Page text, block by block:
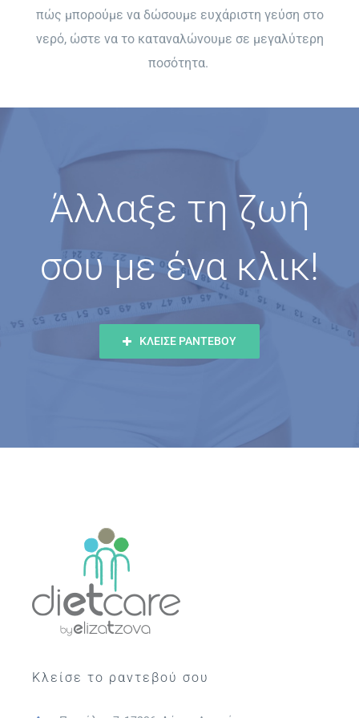
πώς μπορούμε να δώσουμε ευχάριστη γεύση στο
νερό, ώστε να το καταναλώνουμε σε μεγαλύτερη
ποσότητα.
Άλλαξε τη ζωή
σου με ένα κλικ!
ΚΛΕΙΣΕ ΡΑΝΤΕΒΟΥ
Κλείσε το ραντεβού σου